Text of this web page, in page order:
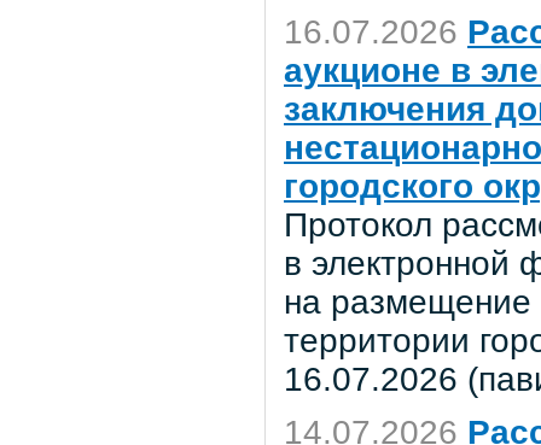
16.07.2026
аукционе в
заключения
городского
Протокол
в электронной
на размещение
территории
16.07.2026
14.07.2026